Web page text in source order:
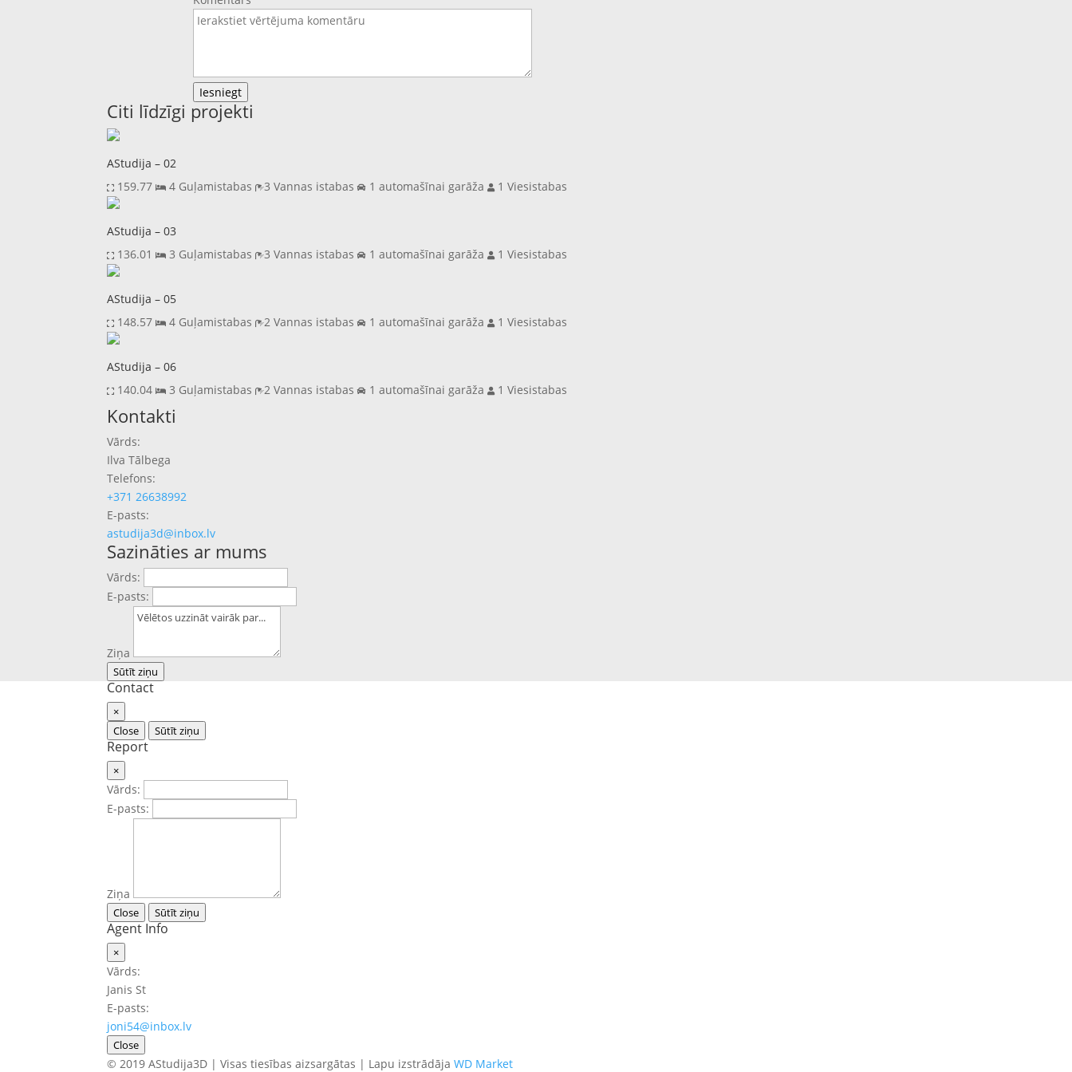
Iesniegt
Citi līdzīgi projekti
AStudija – 02
159.77
4 Guļamistabas 3 Vannas istabas 1 automašīnai garāža 1 Viesistabas
AStudija – 03
136.01
3 Guļamistabas 3 Vannas istabas 1 automašīnai garāža 1 Viesistabas
AStudija – 05
148.57
4 Guļamistabas 2 Vannas istabas 1 automašīnai garāža 1 Viesistabas
AStudija – 06
140.04
3 Guļamistabas 2 Vannas istabas 1 automašīnai garāža
1 Viesistabas
Previous
Next
Kontakti
Vārds:
Ilva Tālbega
Telefons:
+371 26638992
E-pasts:
astudija3d@inbox.lv
Sazināties ar mums
Vārds:
E-pasts:
Ziņa
Sūtīt ziņu
Contact
×
Close
Sūtīt ziņu
Report
×
Vārds:
E-pasts:
Ziņa
Close Sūtīt ziņu
Agent Info
×
Vārds:
Janis St
E-pasts:
joni54@inbox.lv
Close
© 2019 AStudija3D | Visas tiesības aizsargātas | Lapu izstrādājaWD Market